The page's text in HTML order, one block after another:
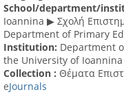
School/department/
Ioannina ▶ Σχολή
Department of Primary
Institution: Department
the University of Ioannina
Collection : Θέματα
eJournals